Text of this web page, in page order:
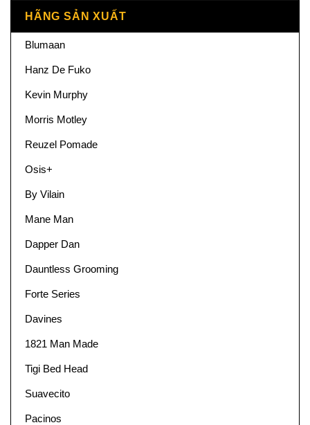
HÃNG SẢN XUẤT
Blumaan
Hanz De Fuko
Kevin Murphy
Morris Motley
Reuzel Pomade
Osis+
By Vilain
Mane Man
Dapper Dan
Dauntless Grooming
Forte Series
Davines
1821 Man Made
Tigi Bed Head
Suavecito
Pacinos